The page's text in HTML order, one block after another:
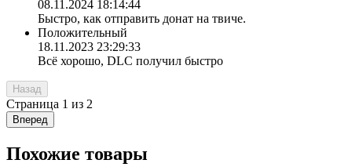
08.11.2024 18:14:44
Быстро, как отправить донат на твиче.
Положительный
18.11.2023 23:29:33
Всё хорошо, DLC получил быстро
Назад
Страница 1 из 2
Вперед
Похожие товары